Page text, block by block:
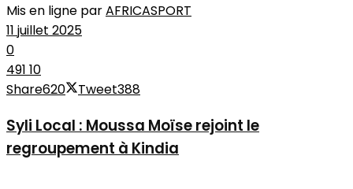
Mis en ligne parAFRICASPORT
11 juillet 2025
0
491 10
Share620 Tweet388
Syli Local : Moussa Moïse rejoint le
regroupement à Kindia